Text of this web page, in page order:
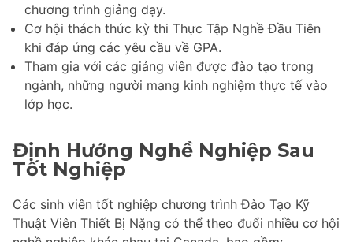
chương trình giảng dạy.
Cơ hội thách thức kỳ thi Thực Tập Nghề Đầu Tiên
khi đáp ứng các yêu cầu về GPA.
Tham gia với các giảng viên được đào tạo trong
ngành, những người mang kinh nghiệm thực tế vào
lớp học.
Định Hướng Nghề Nghiệp Sau
Tốt Nghiệp
Các sinh viên tốt nghiệp chương trình Đào Tạo Kỹ
Thuật Viên Thiết Bị Nặng có thể theo đuổi nhiều cơ hội